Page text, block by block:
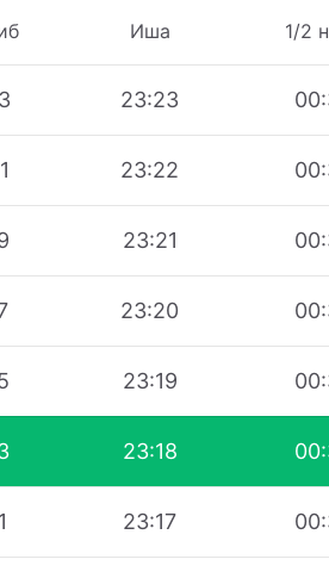
Иша 1/2
23:23
23:22
23:21
23:20
23:19
23:18
23:17